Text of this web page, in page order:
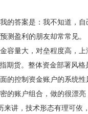
答案是：我不知道，自
测盈利的朋友却常常见。
量大，对垒程度高，上
期货。整体资金部署风
的控制资金账户的系统
的账户组合，做的很漂亮
，技术形态有理可依